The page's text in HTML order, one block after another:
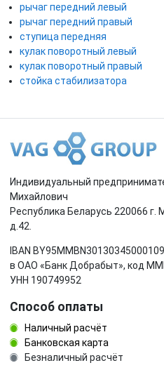
рычаг передний левый
рычаг передний правый
ступица передняя
кулак поворотный левый
кулак поворотный правый
стойка стабилизатора
Индивидуальный
Михайлович
Республика Беларусь 220066 г.
д.42.
IBAN
в ОАО «Банк Добрабыт», код
УНН 190749952
Способ оплаты
Наличный расчёт
Банковская карта
Безналичный расчёт